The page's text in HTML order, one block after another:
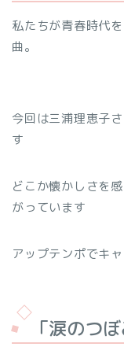
私たちが青春時代
曲。
今回は三浦理恵子
す
どこか懐かしさを
がっています
アップテンポでキ
「涙のつ